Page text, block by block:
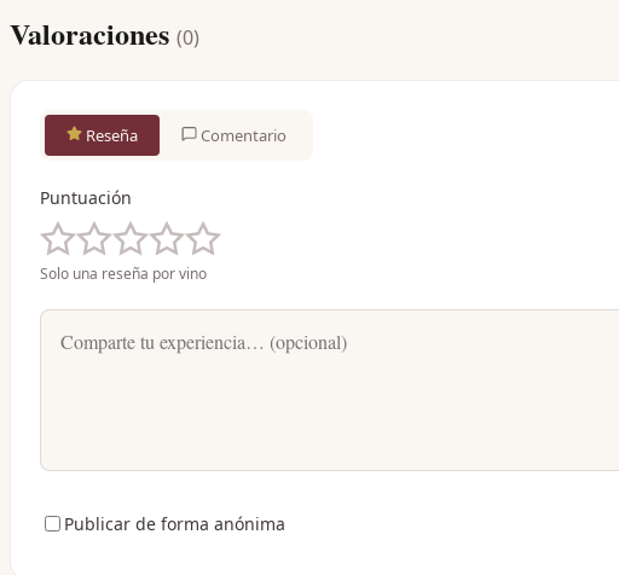
Valoraciones (0)
Reseña Comentario
Puntuación
Solo una reseña por vino
Publicar de forma anónima